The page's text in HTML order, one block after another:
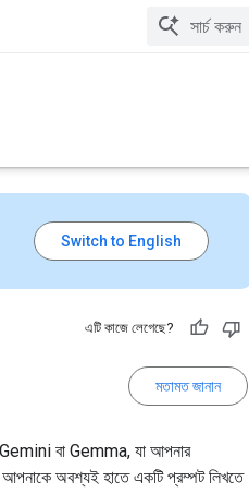
এটি কাজে লেগেছে?
মতামত জানান
Gemini বা Gemma, যা আপনার
অবশ্যই হাতে একটি প্রম্পট লিখতে